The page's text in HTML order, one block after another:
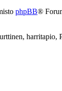
phpBB®
harritapio,